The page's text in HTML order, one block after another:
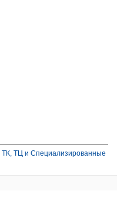
ТК, ТЦ и Специализированные